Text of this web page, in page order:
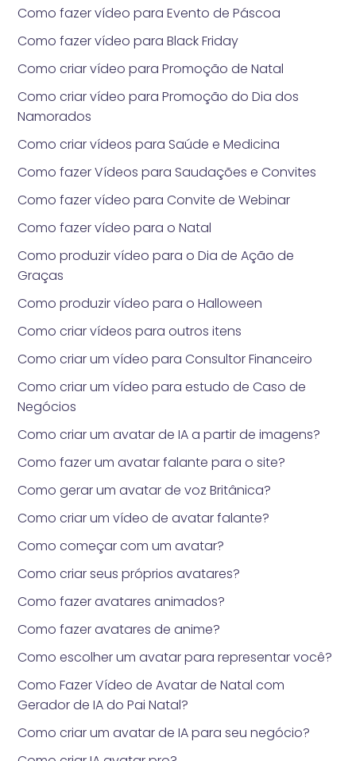
Como fazer vídeo para Evento de Páscoa
Como fazer vídeo para Black Friday
Como criar vídeo para Promoção de Natal
Como criar vídeo para Promoção do Dia dos
Namorados
Como criar vídeos para Saúde e Medicina
Como fazer Vídeos para Saudações e Convites
Como fazer vídeo para Convite de Webinar
Como fazer vídeo para o Natal
Como produzir vídeo para o Dia de Ação de
Graças
Como produzir vídeo para o Halloween
Como criar vídeos para outros itens
Como criar um vídeo para Consultor Financeiro
Como criar um vídeo para estudo de Caso de
Negócios
Como criar um avatar de IA a partir de imagens?
Como fazer um avatar falante para o site?
Como gerar um avatar de voz Britânica?
Como criar um vídeo de avatar falante?
Como começar com um avatar?
Como criar seus próprios avatares?
Como fazer avatares animados?
Como fazer avatares de anime?
Como escolher um avatar para representar você?
Como Fazer Vídeo de Avatar de Natal com
Gerador de IA do Pai Natal?
Como criar um avatar de IA para seu negócio?